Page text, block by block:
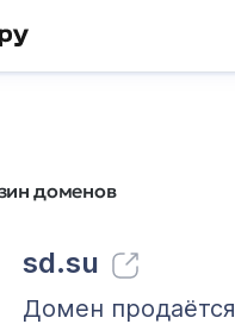
доменов
sd.su
Домен продаётся